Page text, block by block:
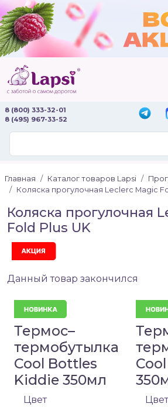
8 (800) 333-32-01
8 (495) 967-33-52
Главная Каталог товаров Lapsi
Коляска прогулочная Leclerc Magic
Коляска прогулочная
Fold Plus UK
Данный товар закончился
Термос–
термобутылка
Cool Bottles
Kiddie 350мл
Цвет Цвет